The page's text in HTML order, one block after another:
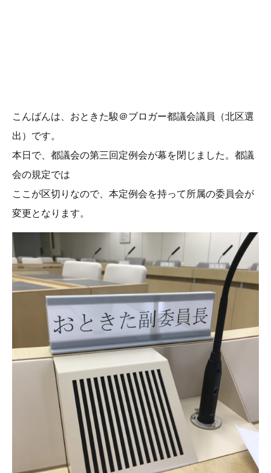
こんばんは、おときた駿＠ブロガー都議会議員（北区選
出）です。
本日で、都議会の第三回定例会が幕を閉じました。都議
会の規定では
ここが区切りなので、本定例会を持って所属の委員会が
変更となります。